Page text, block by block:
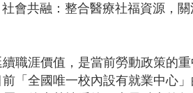
會共融：整合醫療社福資源，
職涯價值，是當前勞動政策的
「全國唯一校內設有就業中心」